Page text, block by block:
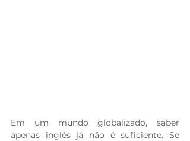
Em um mundo globalizado, saber
apenas inglês já não é suficiente. Se